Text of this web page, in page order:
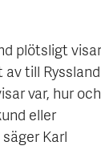
plötsligt visar
till
var, hur
eller
Karl